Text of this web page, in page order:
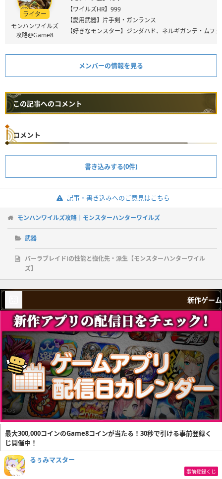
ライター
モンハンワイルズ
攻略@Game8
【ワイルズHR】999
【愛用武器】片手剣・ガンランス
【好きなモンスター】ジンダハド、ネルギガンテ・ムフ
メンバーの情報を見る
この記事へのコメント
コメント
書き込みする(0件)
記事・書き込みへのご意見はこちら
モンハンワイルズ攻略｜モンスターハンターワイルズ
武器
バーラブレイドⅠの性能と強化先・派生【モンスターハンターワイル
ズ】
新作ゲーム
最大300,000コインのGame8コインが当たる！30秒で引ける事前登録く
じ開催中！
るぅみマスター
事前登録くじ